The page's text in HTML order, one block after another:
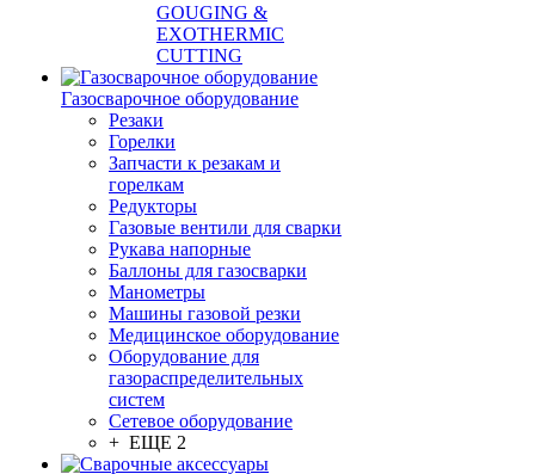
GOUGING &
EXOTHERMIC
CUTTING
Газосварочное оборудование
Резаки
Горелки
Запчасти к резакам и
горелкам
Редукторы
Газовые вентили для сварки
Рукава напорные
Баллоны для газосварки
Манометры
Машины газовой резки
Медицинское оборудование
Оборудование для
газораспределительных
систем
Сетевое оборудование
+ ЕЩЕ 2